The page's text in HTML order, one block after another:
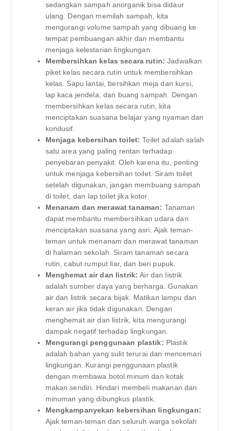
sedangkan sampah anorganik bisa didaur
ulang. Dengan memilah sampah, kita
mengurangi volume sampah yang dibuang ke
tempat pembuangan akhir dan membantu
menjaga kelestarian lingkungan.
Membersihkan kelas secara rutin: Jadwalkan
piket kelas secara rutin untuk membersihkan
kelas. Sapu lantai, bersihkan meja dan kursi,
lap kaca jendela, dan buang sampah. Dengan
membersihkan kelas secara rutin, kita
menciptakan suasana belajar yang nyaman dan
kondusif.
Menjaga kebersihan toilet: Toilet adalah salah
satu area yang paling rentan terhadap
penyebaran penyakit. Oleh karena itu, penting
untuk menjaga kebersihan toilet. Siram toilet
setelah digunakan, jangan membuang sampah
di toilet, dan lap toilet jika kotor.
Menanam dan merawat tanaman: Tanaman
dapat membantu membersihkan udara dan
menciptakan suasana yang asri. Ajak teman-
teman untuk menanam dan merawat tanaman
di halaman sekolah. Siram tanaman secara
rutin, cabut rumput liar, dan beri pupuk.
Menghemat air dan listrik: Air dan listrik
adalah sumber daya yang berharga. Gunakan
air dan listrik secara bijak. Matikan lampu dan
keran air jika tidak digunakan. Dengan
menghemat air dan listrik, kita mengurangi
dampak negatif terhadap lingkungan.
Mengurangi penggunaan plastik: Plastik
adalah bahan yang sulit terurai dan mencemari
lingkungan. Kurangi penggunaan plastik
dengan membawa botol minum dan kotak
makan sendiri. Hindari membeli makanan dan
minuman yang dibungkus plastik.
Mengkampanyekan kebersihan lingkungan:
Ajak teman-teman dan seluruh warga sekolah